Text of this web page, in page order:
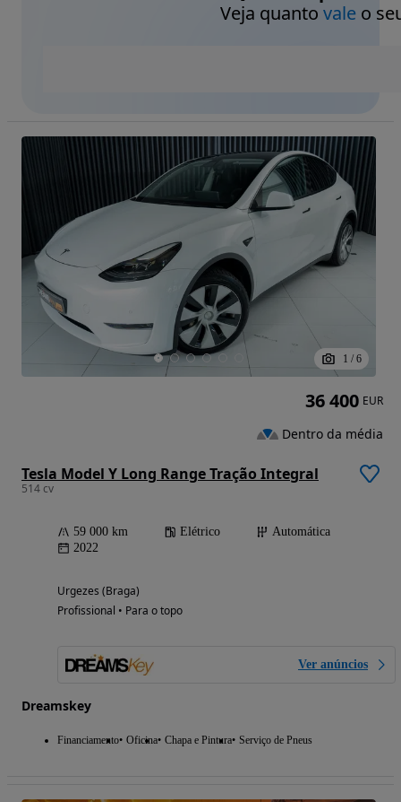
Veja quanto valeo
1 / 6
Tesla Model Y Long Range Tração Integral
514 cv
59 000 km Elétrico
Automática
2022
Urgezes (Braga)
Profissional • Para o topo
Ver anúncios
Dreamskey
Financiamento Oficina Chapa e Pintura Serviço de Pneus
36 400 EUR
Dentro da média